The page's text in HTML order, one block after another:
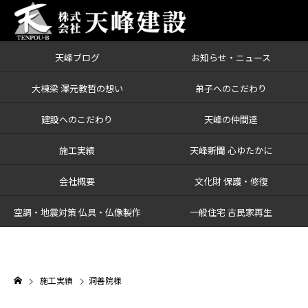
天峰ブログ お知らせ・ニュース
大棟梁 澤元教哲の想い 弟子へのこだわり
建設へのこだわり 天峰の仲間達
施工実績 天峰新聞 心ゆたかに
会社概要 文化財 保護・修復
空調・地震対策 仏具・仏像製作 一般住宅 古民家再生
施工実績 洞善院様